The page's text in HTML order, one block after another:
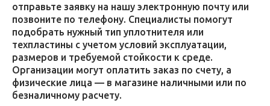
отправьте заявку на нашу электронную почту или
позвоните по телефону. Специалисты помогут
подобрать нужный тип уплотнителя или
техпластины с учетом условий эксплуатации,
размеров и требуемой стойкости к среде.
Организации могут оплатить заказ по счету, а
физические лица — в магазине наличными или по
безналичному расчету.